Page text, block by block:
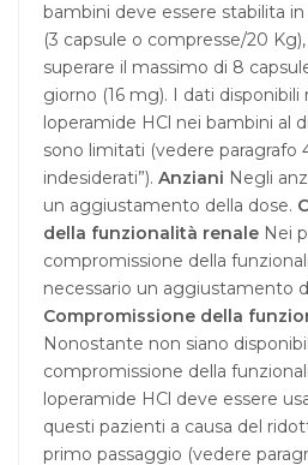
bambini deve essere stabilita
(3 capsule o compresse/20
superare il massimo di 8
giorno (16 mg). I dati disponibili
loperamide HCl nei bambini al
sono limitati (vedere paragrafo
indesiderati”). Anziani Negli
un aggiustamento della dose.
della funzionalità renale Nei
compromissione della
necessario un aggiustamento
Compromissione della
Nonostante non siano
compromissione della
loperamide HCl deve essere
questi pazienti a causa del
primo passaggio (vedere